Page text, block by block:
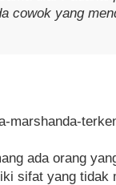
cowok yang
marshanda-
ada orang
sifat yang tidak